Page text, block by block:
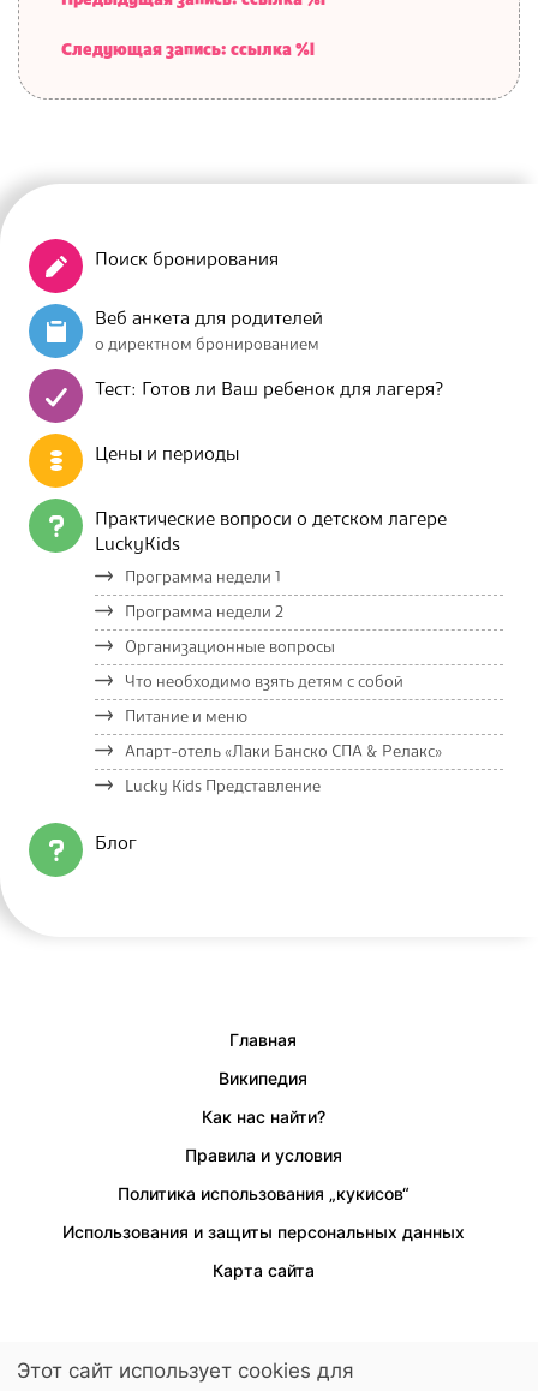
Следующая запись: ссылка %l
Поиск бронирования
Веб анкета для родителей
о директном бронированием
Тест: Готов ли Ваш ребенок для лагеря?
Цены и периоды
Практические вопроси о детском лагере
LuckyKids
Программа недели 1
Программа недели 2
Организационные вопросы
Что необходимо взять детям с собой
Питание и меню
Апарт-отель «Лаки Банско СПА & Релакс»
Lucky Kids Представление
Блог
Главная
Википедия
Как нас найти?
Правила и условия
Политика использования „кукисов“
Использования и защиты персональных данных
Карта сайта
Этот сайт использует cookies для